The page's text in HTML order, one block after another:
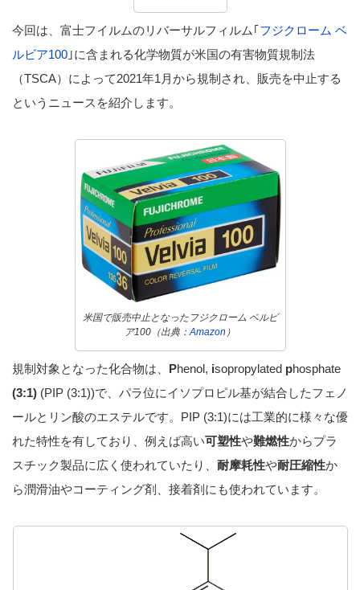
今回は、富士フイルムのリバーサルフィルム｢フジクローム ベ
ルビア100 ｣に含まれる化学物質が米国の有害物質規制法
（TSCA）によって2021年1月から規制され、販売を中止する
というニュースを紹介します。
米国で販売中止となったフジクローム ベルビ
ア100（出典：Amazon ）
規制対象となった化合物は、 Phenol, isopropylated phosphate
(3:1) (PIP (3:1))で、パラ位にイソプロピル基が結合したフェノ
ールとリン酸のエステルです。PIP (3:1)には工業的に様々な優
れた特性を有しており、例えば高い可塑性や難燃性からプラ
スチック製品に広く使われていたり、 耐摩耗性や耐圧縮性か
ら潤滑油やコーティング剤、接着剤にも使われています。